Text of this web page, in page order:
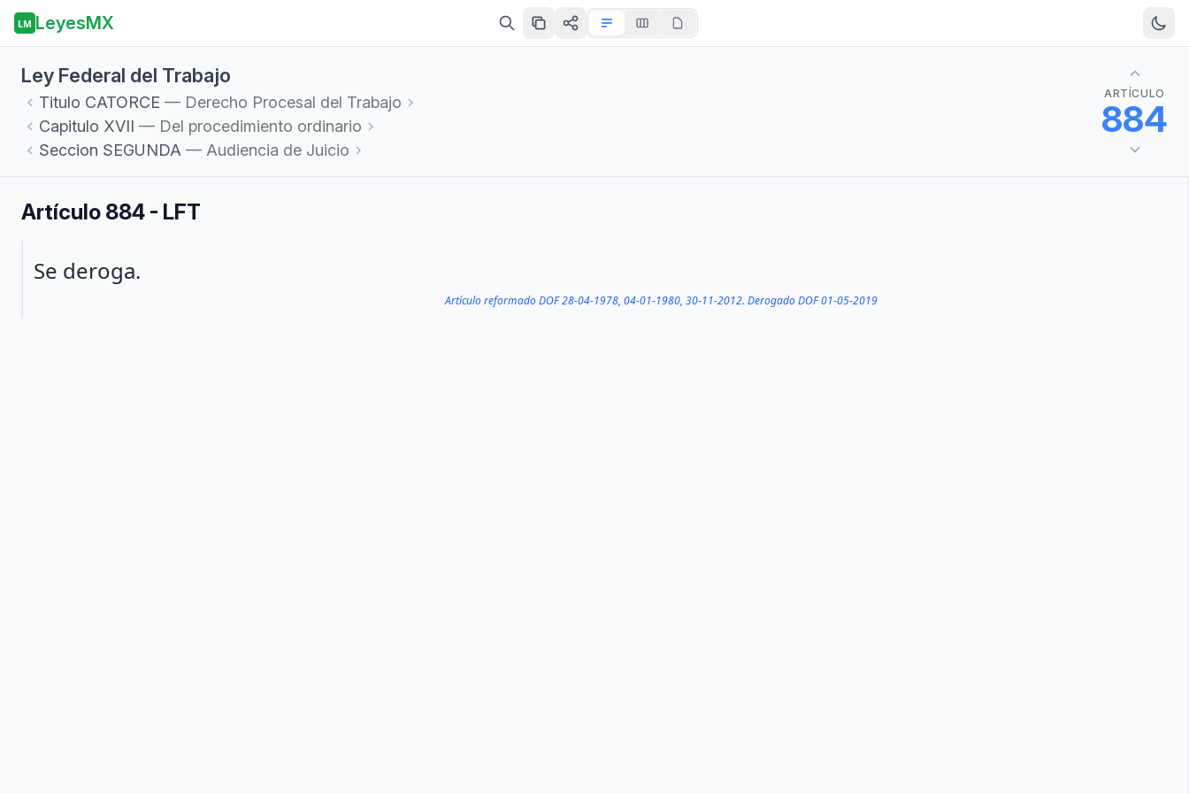
LM LeyesMX
Ley Federal del Trabajo
Titulo CATORCE — Derecho Procesal del Trabajo
Capitulo XVII — Del procedimiento ordinario
Seccion SEGUNDA — Audiencia de Juicio
ARTÍCULO
884
Artículo 884 - LFT
Párrafo 1
Se deroga.
Artículo reformado DOF 28-04-1978, 04-01-1980, 30-11-2012. Derogado DOF 01-05-2019